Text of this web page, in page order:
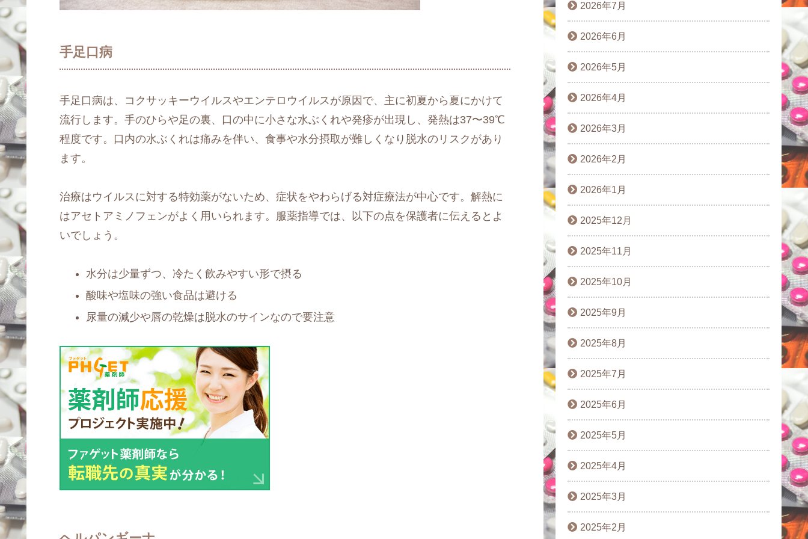
手足口病
手足口病は、コクサッキーウイルスやエンテロウイルスが原因で、主に初夏から夏にかけて
流行します。手のひらや足の裏、口の中に小さな水ぶくれや発疹が出現し、発熱は37〜39℃
程度です。口内の水ぶくれは痛みを伴い、食事や水分摂取が難しくなり脱水のリスクがあり
ます。
治療はウイルスに対する特効薬がないため、症状をやわらげる対症療法が中心です。解熱に
はアセトアミノフェンがよく用いられます。服薬指導では、以下の点を保護者に伝えるとよ
いでしょう。
水分は少量ずつ、冷たく飲みやすい形で摂る
酸味や塩味の強い食品は避ける
尿量の減少や唇の乾燥は脱水のサインなので要注意
2026年7月
2026年6月
2026年5月
2026年4月
2026年3月
2026年2月
2026年1月
2025年12月
2025年11月
2025年10月
2025年9月
2025年8月
2025年7月
2025年6月
2025年5月
2025年4月
2025年3月
2025年2月